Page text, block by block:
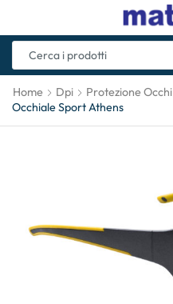
Home Dpi Protezione Occhi
Occhiale Sport Athens